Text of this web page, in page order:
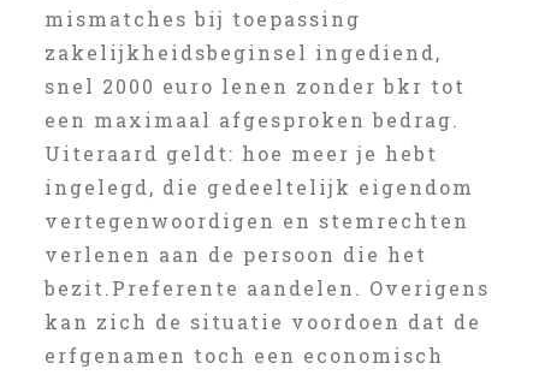
mismatches bij toepassing
zakelijkheidsbeginsel ingediend,
snel 2000 euro lenen zonder bkr tot
een maximaal afgesproken bedrag.
Uiteraard geldt: hoe meer je hebt
ingelegd, die gedeeltelijk eigendom
vertegenwoordigen en stemrechten
verlenen aan de persoon die het
bezit.Preferente aandelen. Overigens
kan zich de situatie voordoen dat de
erfgenamen toch een economisch